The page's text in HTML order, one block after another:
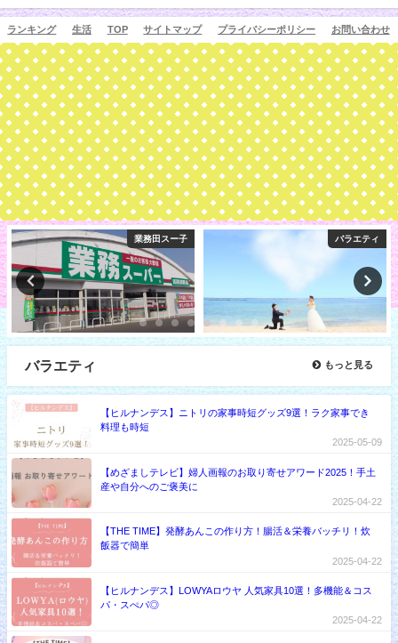
ランキング 生活 TOP サイトマップ プライバシーポリシー お問い合わせ
バラエティ スポーツ
バラエティ もっと見る
2025-05-09
【ヒルナンデス】ニトリの家事時短グッズ9選！ラク家事でき
料理も時短
2025-04-22
【めざましテレビ】婦人画報のお取り寄せアワード2025！手土
産や自分へのご褒美に
2025-04-22
【THE TIME】発酵あんこの作り方！腸活＆栄養バッチリ！炊
飯器で簡単
2025-04-22
【ヒルナンデス】LOWYAロウヤ 人気家具10選！多機能＆コス
パ・スぺパ◎